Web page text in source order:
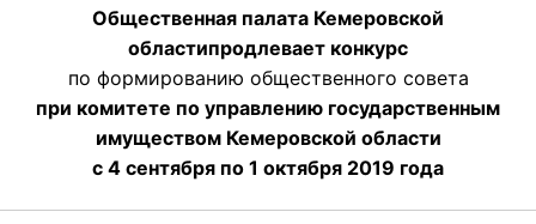
Общественная палата Кемеровской
областипродлевает конкурс
по формированию общественного совета
при комитете по управлению государственным
имуществом Кемеровской области
с 4 сентября по 1 октября 2019 года